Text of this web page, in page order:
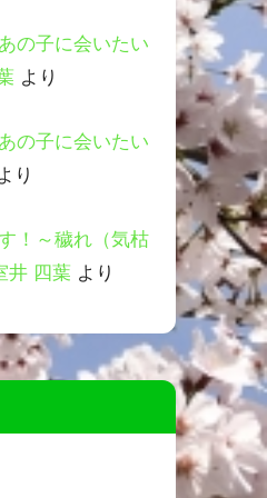
の子に会いたい
より
の子に会いたい
り
！～穢れ（気枯
井 四葉 より